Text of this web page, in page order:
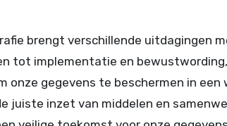
brengt verschillende uitdagingen
tot implementatie en
onze gegevens te beschermen in een
juiste inzet van middelen en